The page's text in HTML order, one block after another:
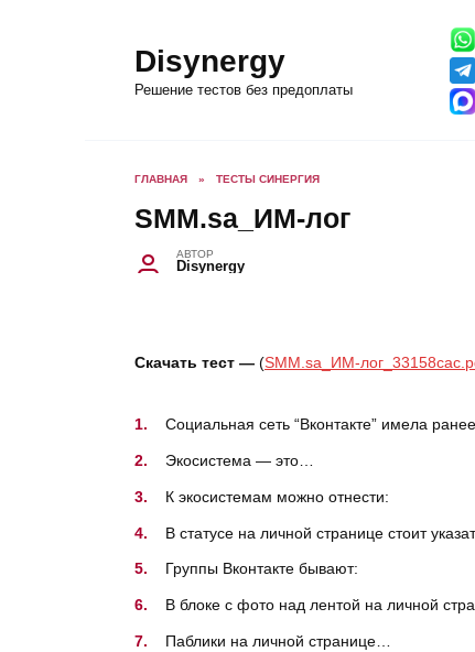
Disynergy
Решение тестов без предоплаты
ГЛАВНАЯ » ТЕСТЫ СИНЕРГИЯ
SMM.sa_ИМ-лог
АВТОР
Disynergy
Скачать тест — (SMM.sa_ИМ-
Социальная сеть “Вконтакте” имела
Экосистема — это…
К экосистемам можно отнести:
В статусе на личной странице стоит
Группы Вконтакте бывают:
В блоке с фото над лентой на личной
Паблики на личной странице…